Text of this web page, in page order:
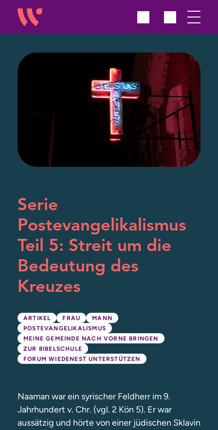
Serie
Postevangelikalismus
Teil 5: Streit um die
Bedeutung des
Kreuzes
ARTIKEL FRAU
MANN
POSTEVANGELIKALISMUS
MEINE GEMEINDE NACH VORNE BRINGEN
ZUR BIBELSCHULE
FORUM WIEDENEST UNTERSTÜTZEN
Naaman war ein syrischer Feldherr im 9.
Jahrhundert v. Chr. (vgl. 2 Kön 5). Er war
aussätzig und hörte von einer jüdischen Sklavin